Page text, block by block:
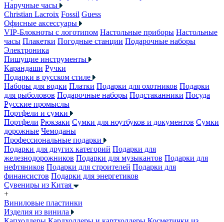
Наручные часы
Christian Lacroix Fossil Guess
Офисные аксессуары
VIP-Блокноты с логотипом Настольные приборы Настольные
часы Плакетки Погодные станции Подарочные наборы
Электроника
Пишущие инструменты
Карандаши Ручки
Подарки в русском стиле
Наборы для водки Платки Подарки для охотников Подарки
для рыболовов Подарочные наборы Подстаканники Посуда
Русские промыслы
Портфели и сумки
Портфели Рюкзаки Сумки для ноутбуков и документов Сумки
дорожные Чемоданы
Профессиональные подарки
Подарки для других категорий Подарки для
железнодорожников Подарки для музыкантов Подарки для
нефтяников Подарки для строителей Подарки для
финансистов Подарки для энергетиков
Сувениры из Китая
+
Виниловые пластинки
Изделия из винила